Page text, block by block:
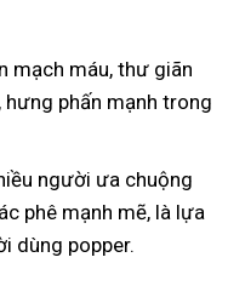
mạch máu, thư giãn
hưng phấn mạnh trong
người ưa chuộng
phê mạnh mẽ, là lựa
dùng popper.